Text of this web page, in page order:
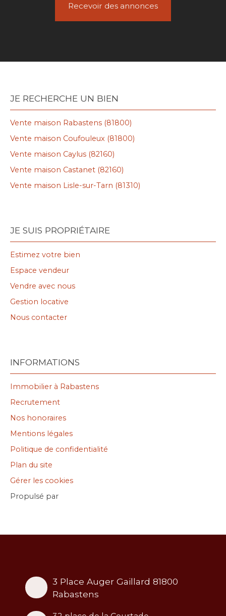
Recevoir des annonces
JE RECHERCHE UN BIEN
Vente maison Rabastens (81800)
Vente maison Coufouleux (81800)
Vente maison Caylus (82160)
Vente maison Castanet (82160)
Vente maison Lisle-sur-Tarn (81310)
JE SUIS PROPRIÉTAIRE
Estimez votre bien
Espace vendeur
Vendre avec nous
Gestion locative
Nous contacter
INFORMATIONS
Immobilier à Rabastens
Recrutement
Nos honoraires
Mentions légales
Politique de confidentialité
Plan du site
Gérer les cookies
Propulsé par
3 Place Auger Gaillard 81800
Rabastens